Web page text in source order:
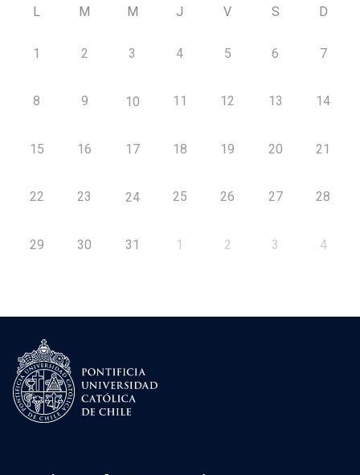
L M M J V S D
1 2 3 4 5 6 7
8 9 10 11 12 13 14
15 16 17 18 19 20 21
22 23 24 25 26 27 28
29 30 31 1 2 3 4